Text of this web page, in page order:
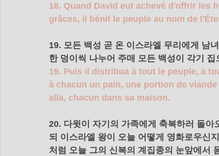
18. Quand David eut achevé d'offrir
grâces, il bénit le peuple au nom de
19. 모든 백성 곧 온 이스라엘 무리에게 남
한 덩이씩 나누어 주매 모든 백성이 각기
19. Puis il distribua à tout le peuple, à
à chacun un pain, une portion de
alla, chacun dans sa maison.
20. 다윗이 자기의 가족에게 축복하러 돌
되 이스라엘 왕이 오늘 어떻게 영화로우신
처럼 오늘 그의 신복의 계집종의 눈앞에서